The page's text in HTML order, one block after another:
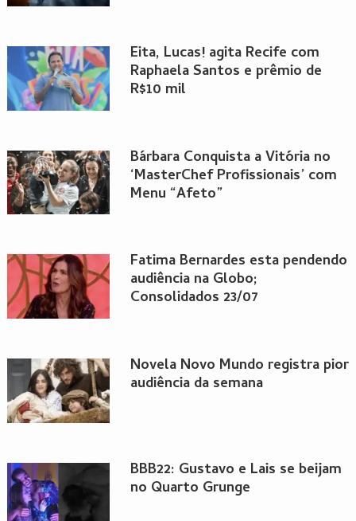
Eita, Lucas! agita Recife com
Raphaela Santos e prêmio de
R$10 mil
Bárbara Conquista a Vitória no
‘MasterChef Profissionais’ com
Menu “Afeto”
Fatima Bernardes esta pendendo
audiência na Globo;
Consolidados 23/07
Novela Novo Mundo registra pior
audiência da semana
BBB22: Gustavo e Lais se beijam
no Quarto Grunge